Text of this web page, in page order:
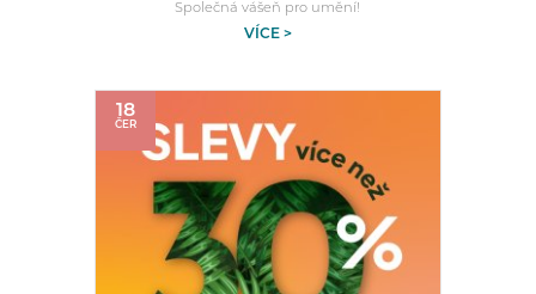
Společná vášeň pro umění!
VÍCE >
18
ČER